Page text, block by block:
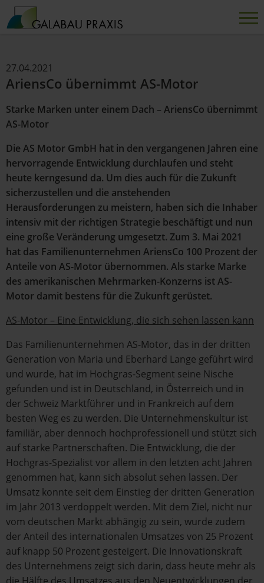
27.04.2021
AriensCo übernimmt AS-Motor
Starke Marken unter einem Dach – AriensCo übernimmt
AS-Motor
Die AS Motor GmbH hat in den vergangenen Jahren eine
hervorragende Entwicklung durchlaufen und steht
heute kerngesund da. Um dies auch für die Zukunft
sicherzustellen und die anstehenden
Herausforderungen zu meistern, haben sich die Inhaber
intensiv mit der richtigen Strategie beschäftigt und nun
eine große Veränderung umgesetzt. Zum 3. Mai 2021
hat das Familienunternehmen AriensCo 100 Prozent der
Anteile von AS-Motor übernommen. Als starke Marke
des amerikanischen Mehrmarken-Konzerns ist AS-
Motor damit bestens für die Zukunft gerüstet.
AS-Motor – Eine Entwicklung, die sich sehen lassen kann
Das Familienunternehmen AS-Motor, das in der dritten
Generation von Maria und Eberhard Lange geführt wird
und wurde, hat im Hochgras-Segment seine Nische
gefunden und ist in Deutschland, in Österreich und in
der Schweiz Marktführer und in Frankreich auf dem
besten Weg es zu werden. Die Unternehmenskultur ist
familiär, aber dennoch hochprofessionell und stützt sich
auf starke Partnerschaften. Die Entwicklung, die der
Hochgras-Spezialist vor allem in den letzten acht Jahren
genommen hat, kann sich absolut sehen lassen. Der
Umsatz konnte seit dem Einstieg der dritten Generation
im Jahr 2013 verdoppelt werden. Mit dem Ziel, nicht nur
vom deutschen Markt abhängig zu sein, wurde zudem
der Anteil des internationalen Umsatzes von 25 Prozent
auf knapp 50 Prozent gesteigert. Die Innovationskraft
des Unternehmens zeigt sich darin, dass heute mehr als